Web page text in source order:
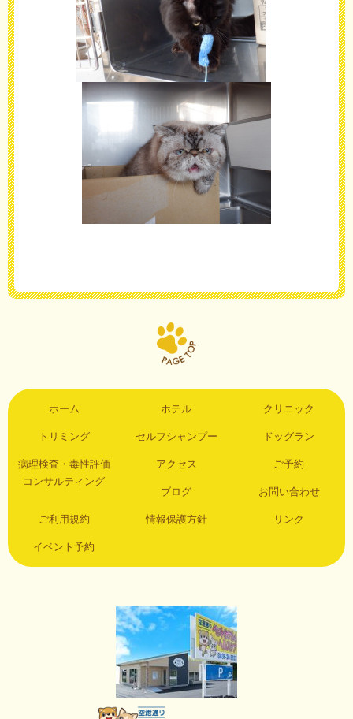
ホーム ホテル クリニック
トリミング セルフシャンプー ドッグラン
病理検査・毒性評価
コンサルティング
アクセス ご予約
ブログ お問い合わせ
ご利用規約 情報保護方針 リンク
イベント予約